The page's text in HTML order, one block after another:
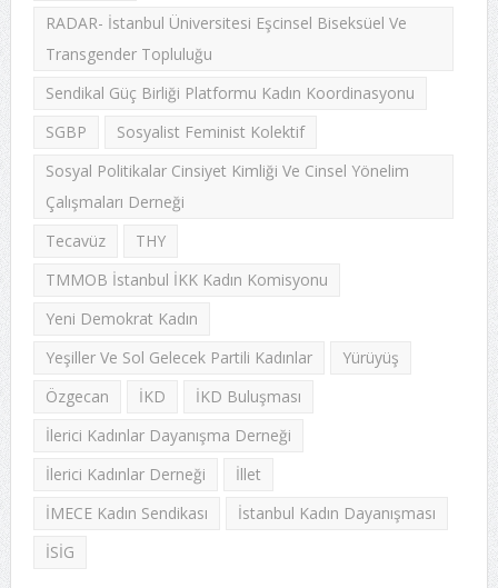
RADAR- İstanbul Üniversitesi Eşcinsel Biseksüel Ve
Transgender Topluluğu
Sendikal Güç Birliği Platformu Kadın Koordinasyonu
SGBP
Sosyalist Feminist Kolektif
Sosyal Politikalar Cinsiyet Kimliği Ve Cinsel Yönelim
Çalışmaları Derneği
Tecavüz
THY
TMMOB İstanbul İKK Kadın Komisyonu
Yeni Demokrat Kadın
Yeşiller Ve Sol Gelecek Partili Kadınlar
Yürüyüş
Özgecan
İKD
İKD Buluşması
İlerici Kadınlar Dayanışma Derneği
İlerici Kadınlar Derneği
İllet
İMECE Kadın Sendikası
İstanbul Kadın Dayanışması
İSİG